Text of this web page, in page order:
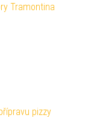
Tramontina
pizzy